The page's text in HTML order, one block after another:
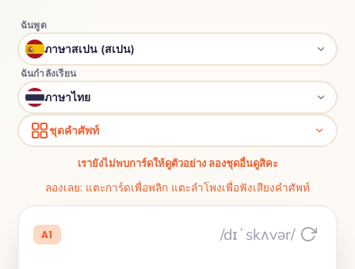
ฉันพูด
ภาษาสเปน (สเปน)
ฉันกำลังเรียน
ภาษาไทย
ชุดคำศัพท์
เรายังไม่พบการ์ดให้ดูตัวอย่าง ลองชุดอื่นดูสิคะ
ลองเลย: แตะการ์ดเพื่อพลิก แตะลำโพงเพื่อฟังเสียงคำศัพท์
A1 /dɪˈskʌvər/